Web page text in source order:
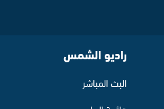
راديو الشمس
البث المباشر